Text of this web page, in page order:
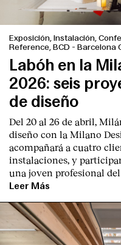
Exposición, Instalación,
Reference, BCD - Barcelona
Labóh en la
2026: seis
de diseño
Del 20 al 26 de abril,
diseño con la Milano
acompañará a cuatro
instalaciones, y
una joven profesional
Leer Más